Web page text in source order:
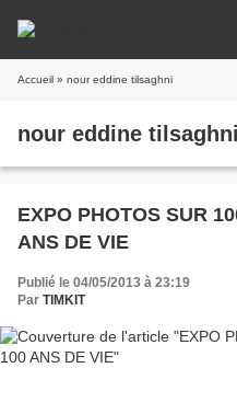
Accueil » nour eddine tilsaghni
nour eddine tilsaghni
EXPO PHOTOS SUR
ANS DE VIE
Publié le 04/05/2013 à 23:19
Par TIMKIT